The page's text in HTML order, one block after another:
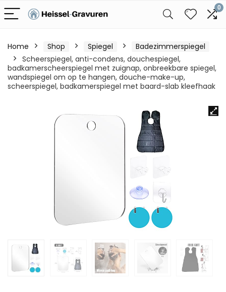
0
Home Shop Spiegel
Badezimmerspiegel
Scheerspiegel, anti-condens, douchespiegel,
badkamerscheerspiegel met zuignap, onbreekbare spiegel,
wandspiegel om op te hangen, douche-make-up,
scheerspiegel, badkamerspiegel met baard-slab kleefhaak